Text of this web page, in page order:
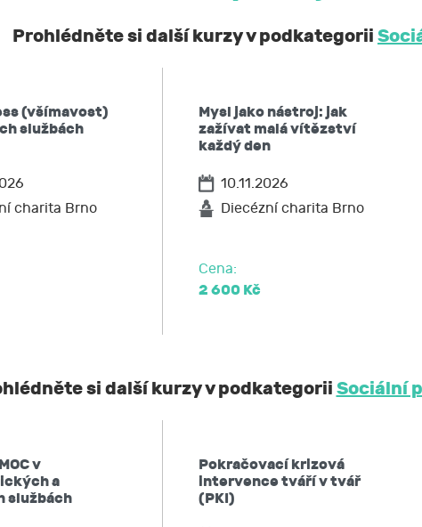
s výjimkou kontrolních a nadřízených orgánů. Svůj
neurčitou.
požadovat po JCMM informaci, jaké moje osobní údaje
popřípadě požadovat omezení zpracování,
požadovat po JCMM výmaz těchto osobních údajů
Prohlédněte si další kurzy v podkategorii
(všímavost)
službách
charita Brno
Mysl jako nástroj: jak
zažívat malá vítězství
každý den
10.11.2026
Diecézní charita Brno
Cena:
2 600 Kč
si další kurzy v podkategorii Sociální
v
a
službách
Pokračovací krizová
intervence tváří v tvář
(PKI)